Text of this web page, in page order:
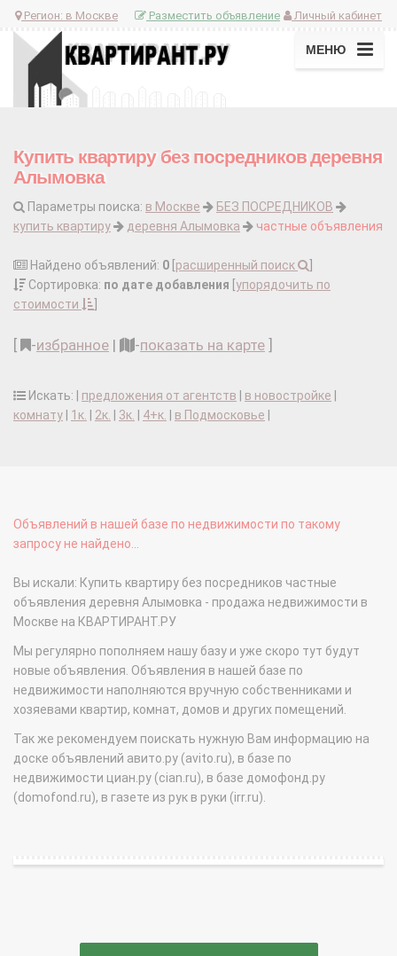
Регион: в Москве Личный кабинет
Разместить объявление
МЕНЮ
Купить квартиру без посредников деревня
Алымовка
Параметры поиска: в Москве
БЕЗ ПОСРЕДНИКОВ
купить квартиру
деревня Алымовка частные объявления
Найдено объявлений: 0 расширенный поиск
Сортировка: по дате добавления упорядочить по
стоимости
-избранное | -показать на карте
Искать: | предложения от агентств в новостройке
комнату
1к. 2к. 3к. 4+к. в Подмосковье
Объявлений в нашей базе по недвижимости по такому
запросу не найдено...
Вы искали: Купить квартиру без посредников частные
объявления деревня Алымовка - продажа недвижимости в
Москве на КВАРТИРАНТ.РУ
Мы регулярно пополняем нашу базу и уже скоро тут будут
новые объявления. Объявления в нашей базе по
недвижимости наполняются вручную собственниками и
хозяевами квартир, комнат, домов и других помещений.
Так же рекомендуем поискать нужную Вам информацию на
доске объявлений авито.ру (avito.ru), в базе по
недвижимости циан.ру (cian.ru), в базе домофонд.ру
(domofond.ru), в газете из рук в руки (irr.ru).